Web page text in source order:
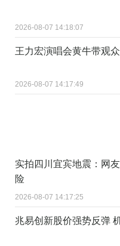
2026-08-07 14:18:07
王力宏演唱会黄牛带观
2026-08-07 14:17:49
实拍四川宜宾地震：网
险
2026-08-07 14:17:25
兆易创新股价强势反弹